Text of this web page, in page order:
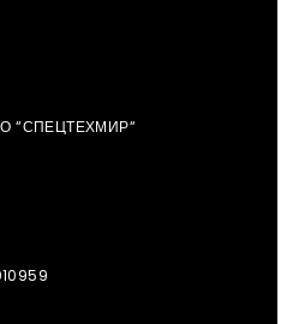
“СПЕЦТЕХМИР“